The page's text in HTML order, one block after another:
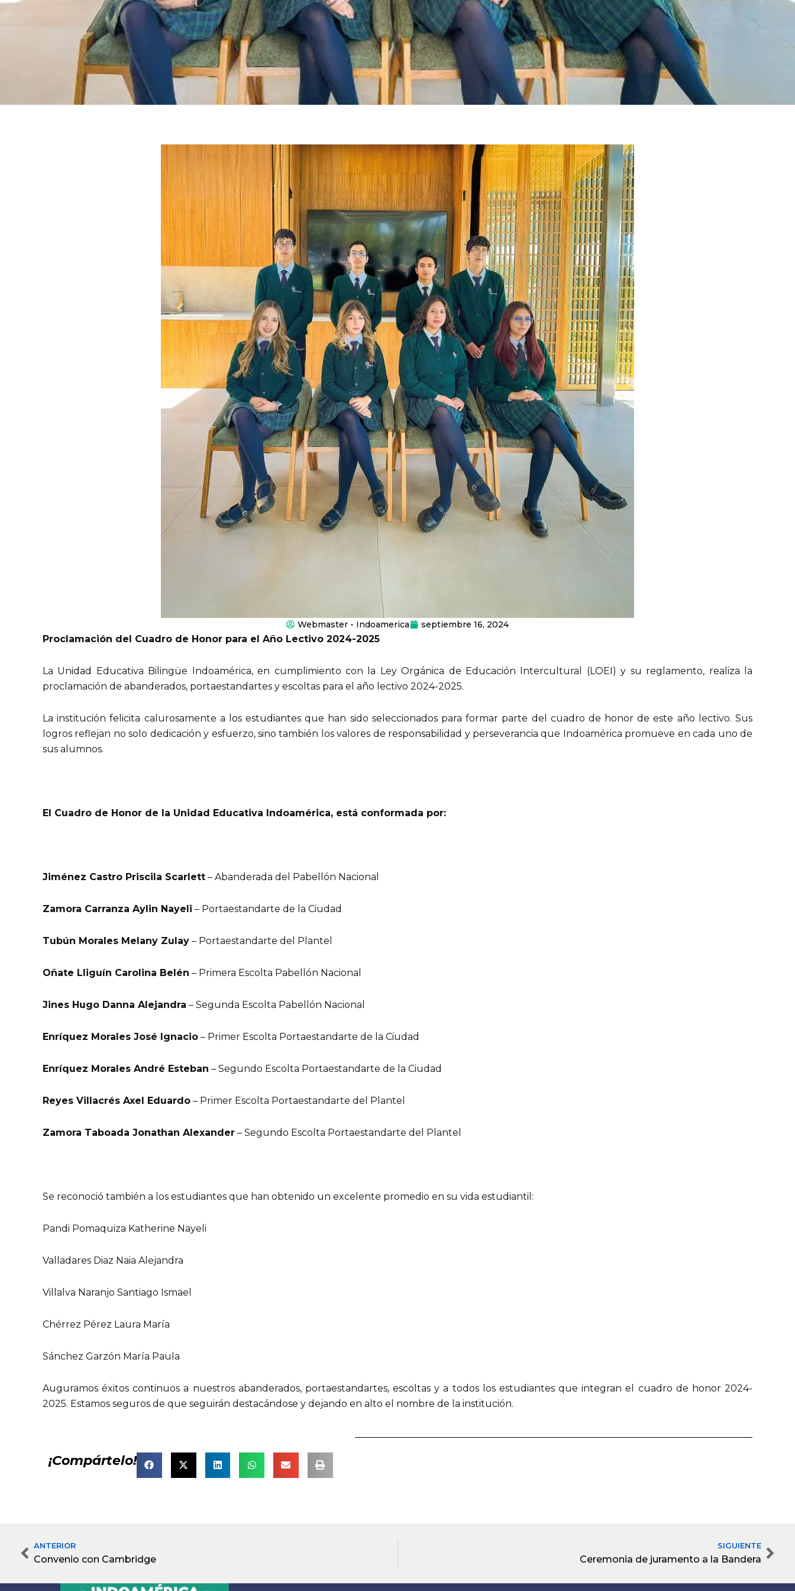
Webmaster - Indoamerica septiembre 16, 2024
Proclamación del Cuadro de Honor para el Año Lectivo 2024-2025
La Unidad Educativa Bilingüe Indoamérica, en cumplimiento con la Ley Orgánica de Educación Intercultural (LOEI) y su reglamento, realiza la
proclamación de abanderados, portaestandartes y escoltas para el año lectivo 2024-2025.
La institución felicita calurosamente a los estudiantes que han sido seleccionados para formar parte del cuadro de honor de este año lectivo. Sus
logros reflejan no solo dedicación y esfuerzo, sino también los valores de responsabilidad y perseverancia que Indoamérica promueve en cada uno de
sus alumnos.
El Cuadro de Honor de la Unidad Educativa Indoamérica, está conformada por:
Jiménez Castro Priscila Scarlett – Abanderada del Pabellón Nacional
Zamora Carranza Aylin Nayeli – Portaestandarte de la Ciudad
Tubún Morales Melany Zulay – Portaestandarte del Plantel
Oñate Lliguín Carolina Belén – Primera Escolta Pabellón Nacional
Jines Hugo Danna Alejandra – Segunda Escolta Pabellón Nacional
Enríquez Morales José Ignacio – Primer Escolta Portaestandarte de la Ciudad
Enríquez Morales André Esteban – Segundo Escolta Portaestandarte de la Ciudad
Reyes Villacrés Axel Eduardo – Primer Escolta Portaestandarte del Plantel
Zamora Taboada Jonathan Alexander – Segundo Escolta Portaestandarte del Plantel
Se reconoció también a los estudiantes que han obtenido un excelente promedio en su vida estudiantil:
Pandi Pomaquiza Katherine Nayeli
Valladares Diaz Naia Alejandra
Villalva Naranjo Santiago Ismael
Chérrez Pérez Laura María
Sánchez Garzón María Paula
Auguramos éxitos continuos a nuestros abanderados, portaestandartes, escoltas y a todos los estudiantes que integran el cuadro de honor 2024-
2025. Estamos seguros de que seguirán destacándose y dejando en alto el nombre de la institución.
¡Compártelo!
Prev
ANTERIOR
Convenio con Cambridge
SIGUIENTE
Ceremonia de juramento a la Bandera